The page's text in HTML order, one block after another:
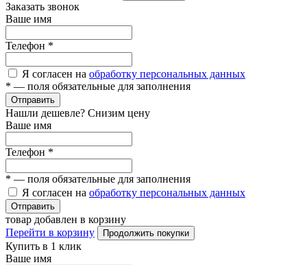
Заказать звонок
Ваше имя
Телефон *
Я согласен на обработку персональных данных
* — поля обязательные для заполнения
Отправить
Нашли дешевле? Снизим цену
Ваше имя
Телефон *
* — поля обязательные для заполнения
Я согласен на обработку персональных данных
Отправить
товар добавлен в корзину
Перейти в корзину
Продолжить покупки
Купить в 1 клик
Ваше имя